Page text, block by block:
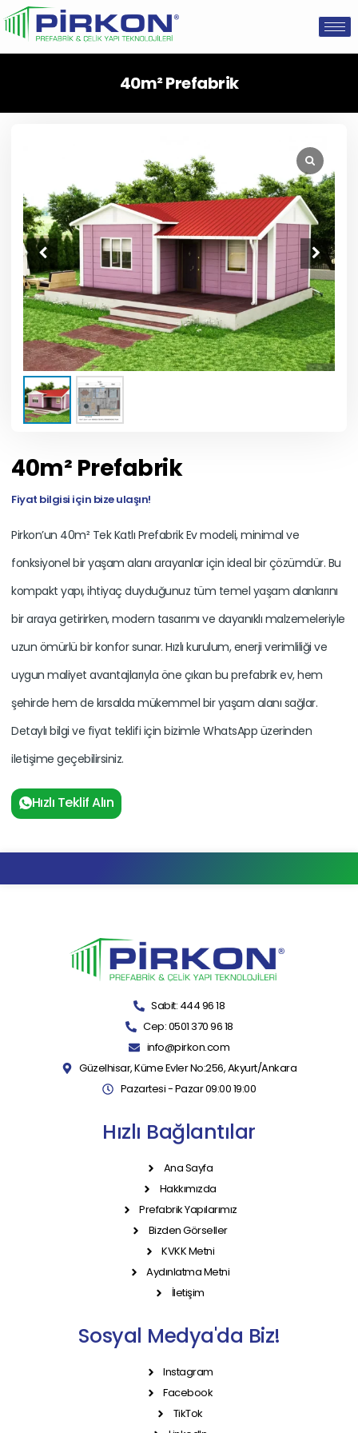
40m² Prefabrik
40m² Prefabrik
Fiyat bilgisi için bize ulaşın!
Pirkon’un 40m² Tek Katlı Prefabrik Ev modeli, minimal ve
fonksiyonel bir yaşam alanı arayanlar için ideal bir çözümdür. Bu
kompakt yapı, ihtiyaç duyduğunuz tüm temel yaşam alanlarını
bir araya getirirken, modern tasarımı ve dayanıklı malzemeleriyle
uzun ömürlü bir konfor sunar. Hızlı kurulum, enerji verimliliği ve
uygun maliyet avantajlarıyla öne çıkan bu prefabrik ev, hem
şehirde hem de kırsalda mükemmel bir yaşam alanı sağlar.
Detaylı bilgi ve fiyat teklifi için bizimle WhatsApp üzerinden
iletişime geçebilirsiniz.
Hızlı Teklif Alın
Sabit: 444 96 18
Cep: 0501 370 96 18
info@pirkon.com
Güzelhisar, Küme Evler No:256, Akyurt/Ankara
Pazartesi - Pazar 09:00 19:00
Hızlı Bağlantılar
Ana Sayfa
Hakkımızda
Prefabrik Yapılarımız
Bizden Görseller
KVKK Metni
Aydınlatma Metni
İletişim
Sosyal Medya'da Biz!
Instagram
Facebook
TikTok